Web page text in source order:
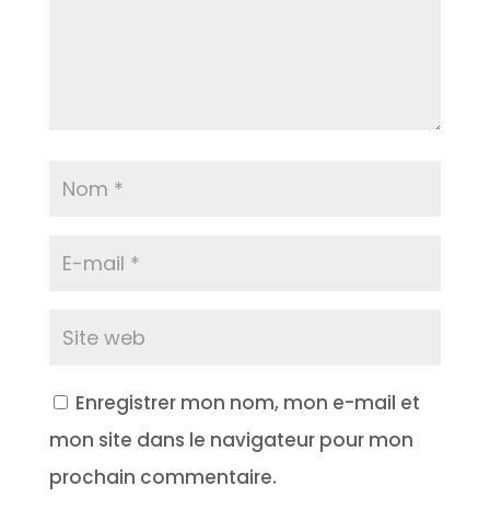
Enregistrer mon nom, mon e-mail et
mon site dans le navigateur pour mon
prochain commentaire.